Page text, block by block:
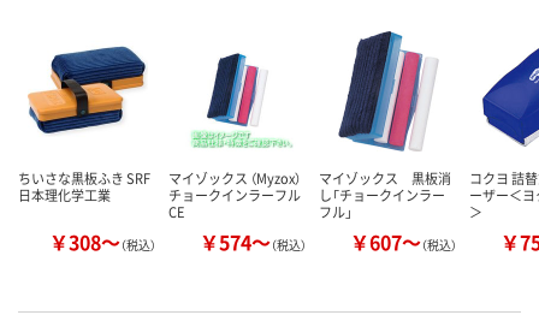
ちいさな黒板ふき SRF
日本理化学工業
￥308～（税込）
マイゾックス （Myzox）
チョークインラーフル
CE
￥574～（税込）
マイゾックス 黒板消
し「チョークインラー
フル」
￥607～（税込）
コクヨ 詰
ーザー＜
＞
￥